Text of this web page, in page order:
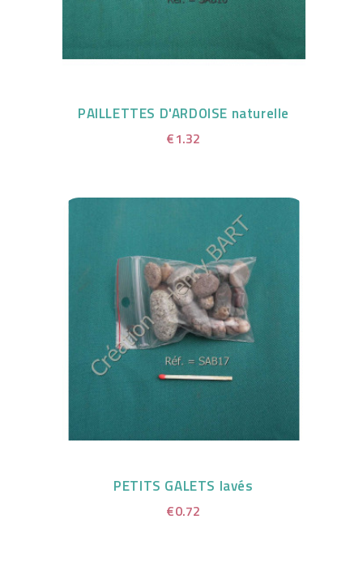
PAILLETTES D'ARDOISE naturelle
€1.32
PETITS GALETS lavés
€0.72